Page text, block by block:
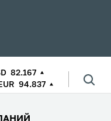
82.167
EUR 94.837